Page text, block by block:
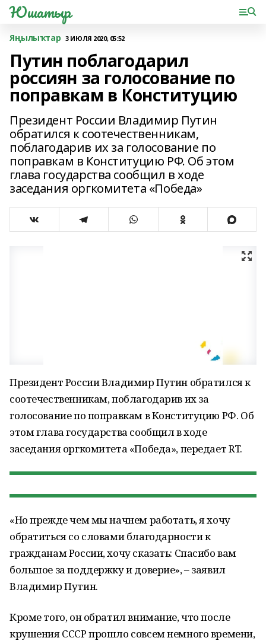
Юшатыр
Яңылыҡтар 3 ИЮЛЯ 2020, 05:52
Путин поблагодарил
россиян за голосование по
поправкам в Конституцию
Президент России Владимир Путин
обратился к соотечественникам,
поблагодарив их за голосование по
поправкам в Конституцию РФ. Об этом
глава государства сообщил в ходе
заседания оргкомитета «Победа»
Президент России Владимир Путин обратился к
соотечественникам, поблагодарив их за
голосование по поправкам в Конституцию РФ. Об
этом глава государства сообщил в ходе
заседания оргкомитета «Победа», передает RT.
«Но прежде чем мы начнем работать, я хочу
обратиться со словами благодарности к
гражданам России, хочу сказать: Спасибо вам
большое за поддержку и доверие», – заявил
Владимир Путин.
Кроме того, он обратил внимание, что после
крушения СССР прошло совсем немного времени,